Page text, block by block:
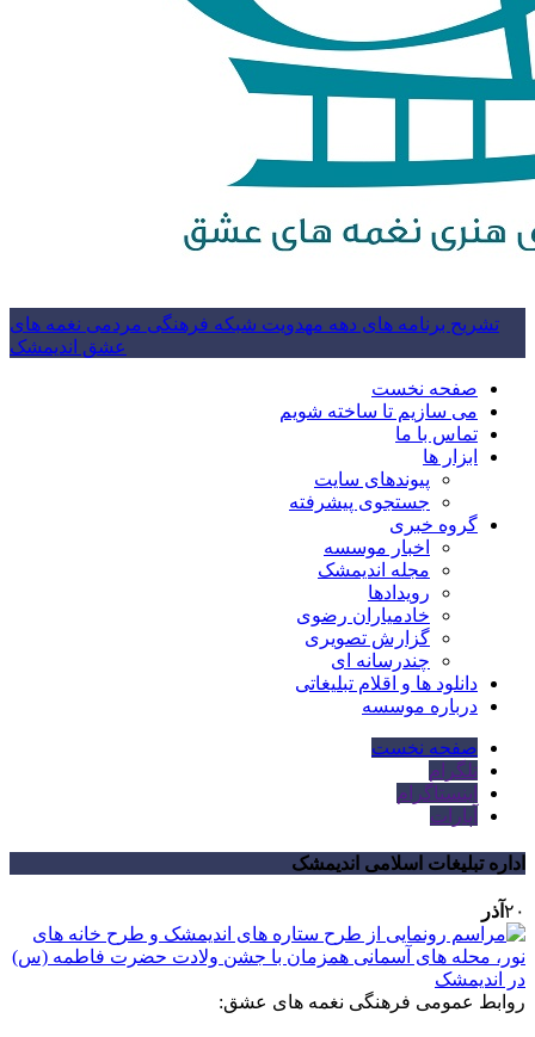
تشریح برنامه های دهه مهدویت شبکه فرهنگی مردمی نغمه های
عشق اندیمشک
صفحه نخست
می سازیم تا ساخته شویم
تماس با ما
ابزار ها
پیوندهای سایت
جستجوی پیشرفته
گروه خبری
اخبار موسسه
مجله اندیمشک
رویدادها
خادمیاران رضوی
گزارش تصویری
چندرسانه ای
دانلود ها و اقلام تبلیغاتی
درباره موسسه
صفحه نخست
تلگرام
اینستاگرام
آپارات
اداره تبلیغات اسلامی اندیمشک
۲۰ آذر
روابط عمومی فرهنگی نغمه های عشق: